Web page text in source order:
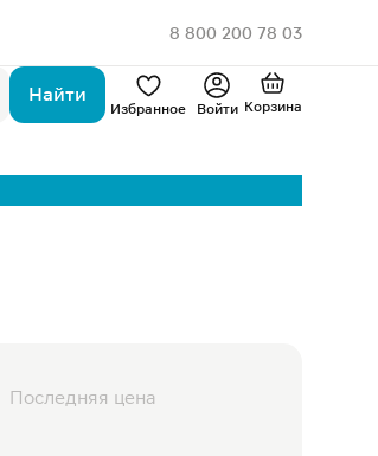
8 800 200 78 03
Найти
Избранное Войти Корзина
Последняя цена